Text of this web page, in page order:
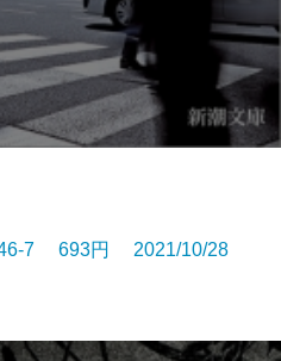
7 693円 2021/10/28